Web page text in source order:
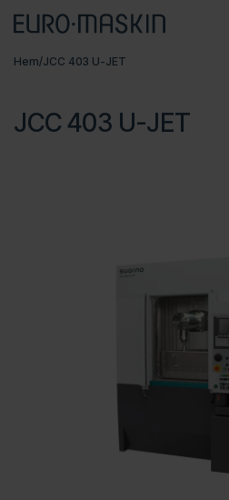
Huvudmeny
Produkter
Om Euromaskin
Hem/JCC 403 U-JET
JCC 403 U-JET